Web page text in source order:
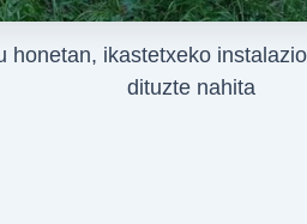
honetan, ikastetxeko
dituzte nahita